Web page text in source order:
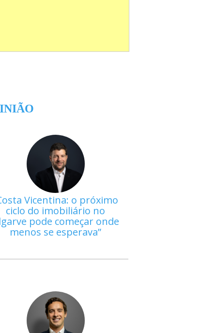
Vicentina: o próximo
ciclo do imobiliário no
pode começar onde
menos se esperava